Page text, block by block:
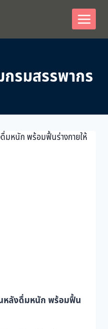
รมสรรพากร
หลังดื่มหนัก พร้อมฟื้น